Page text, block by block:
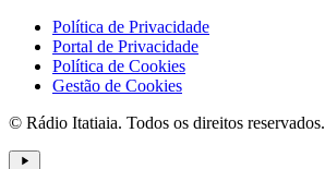
Política de Privacidade
Portal de Privacidade
Política de Cookies
Gestão de Cookies
© Rádio Itatiaia. Todos os direitos reservados.